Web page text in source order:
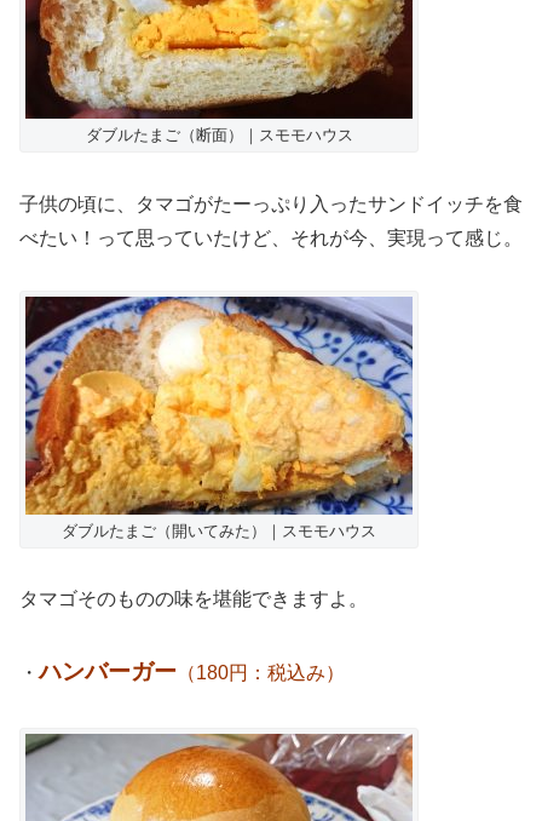
ダブルたまご（断面）｜スモモハウス
子供の頃に、タマゴがたーっぷり入ったサンドイッチを食
べたい！って思っていたけど、それが今、実現って感じ。
ダブルたまご（開いてみた）｜スモモハウス
タマゴそのものの味を堪能できますよ。
・ハンバーガー （180円：税込み）